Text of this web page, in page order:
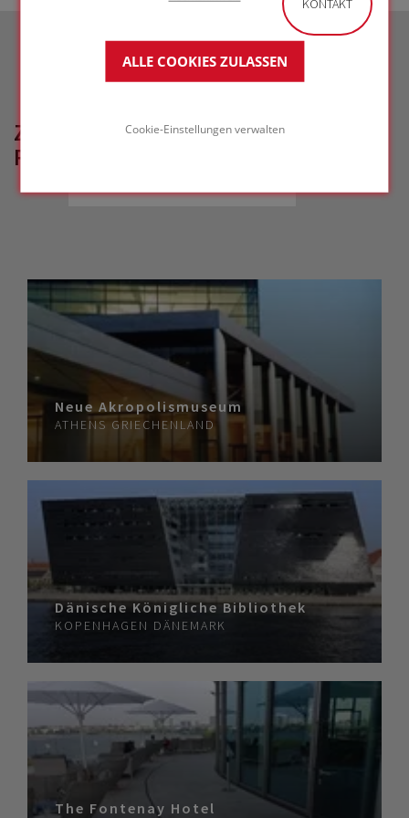
ALLE COOKIES ZULASSEN
Cookie-Einstellungen verwalten
ZUGEHÖRIGE
REFERENZPROJEKTE
Neue Akropolismuseum
ATHENS GRIECHENLAND
Dänische Königliche Bibliothek
KOPENHAGEN DÄNEMARK
The Fontenay Hotel
KONTAKT